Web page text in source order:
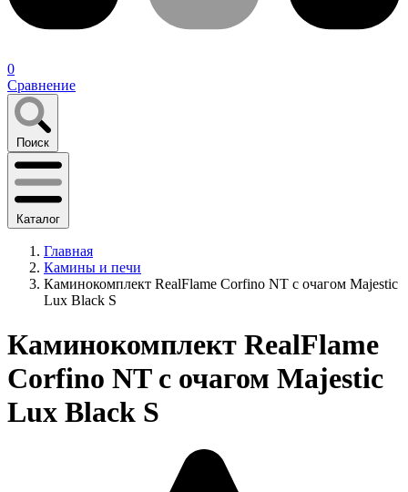
0
Сравнение
Поиск
Каталог
Главная
Камины и печи
Каминокомплект RealFlame Corfino NT с очагом Majestic
Lux Black S
Каминокомплект RealFlame
Corfino NT с очагом Majestic
Lux Black S